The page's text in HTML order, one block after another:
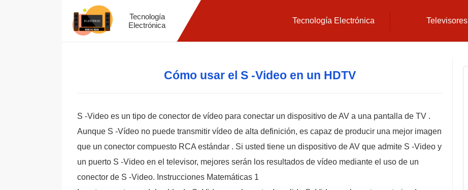
Tecnología
Electrónica
Tecnología Electrónica Televisores
Cómo usar el S -Video en un HDTV
S -Video es un tipo de conector de vídeo para conectar un dispositivo de AV a una pantalla de TV .
Aunque S -Vídeo no puede transmitir vídeo de alta definición, es capaz de producir una mejor imagen
que un conector compuesto RCA estándar . Si usted tiene un dispositivo de AV que admite S -Video y
un puerto S -Video en el televisor, mejores serán los resultados de vídeo mediante el uso de un
conector de S -Video. Instrucciones Matemáticas 1